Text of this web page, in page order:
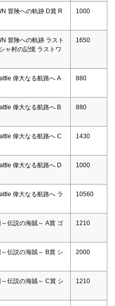
冒険への軌跡 D賞 R
1000
冒険への軌跡 ラスト
ャ村の記憶 ラストワ
1650
偉大なる航路へ A
880
偉大なる航路へ B
880
偉大なる航路へ C
1430
偉大なる航路へ D
1000
偉大なる航路へ ラ
10560
伝説の海賊～ A賞 ゴ
1210
伝説の海賊～ B賞 シ
2000
伝説の海賊～ C賞 シ
1210